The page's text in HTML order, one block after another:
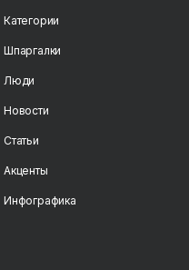
Категории
Шпаргалки
Люди
Новости
Статьи
Акценты
Инфографика